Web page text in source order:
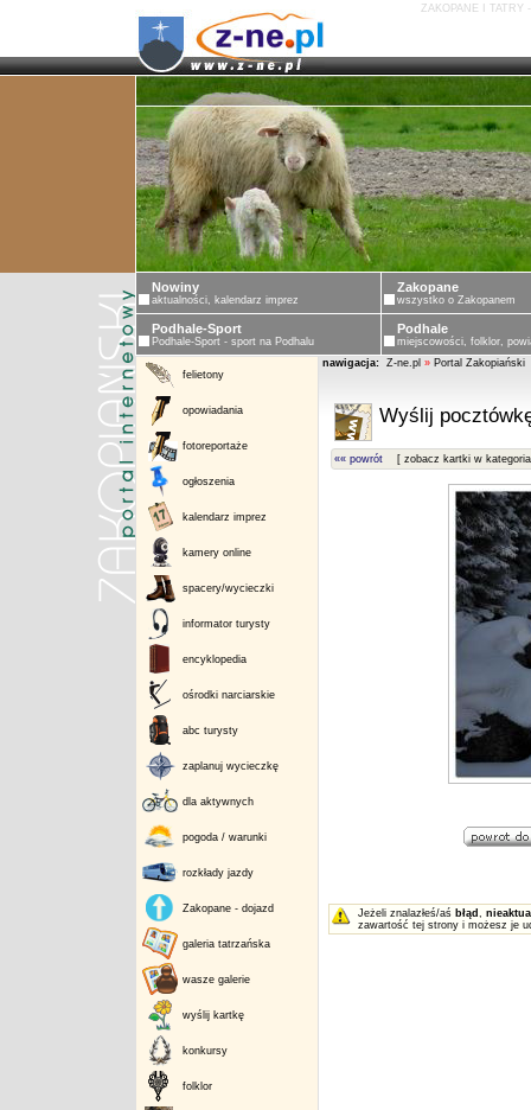
ZAKOPANE I TATRY
Nowiny
aktualności, kalendarz imprez
Zakopane
wszystko o Zakopanem
Podhale-Sport
Podhale-Sport - sport na Podhalu
Podhale
miejscowości, folklor,
felietony
opowiadania
fotoreportaże
ogłoszenia
kalendarz imprez
kamery online
spacery/wycieczki
informator turysty
encyklopedia
ośrodki narciarskie
abc turysty
zaplanuj wycieczkę
dla aktywnych
pogoda / warunki
rozkłady jazdy
Zakopane - dojazd
galeria tatrzańska
wasze galerie
wyślij kartkę
konkursy
folklor
nawigacja: Z-ne.pl » Portal Zakopiański
Wyślij
«« powrót [ zobacz kartki w
Jeżeli znalazłeś/aś błąd ,
zawartość tej strony i możesz je